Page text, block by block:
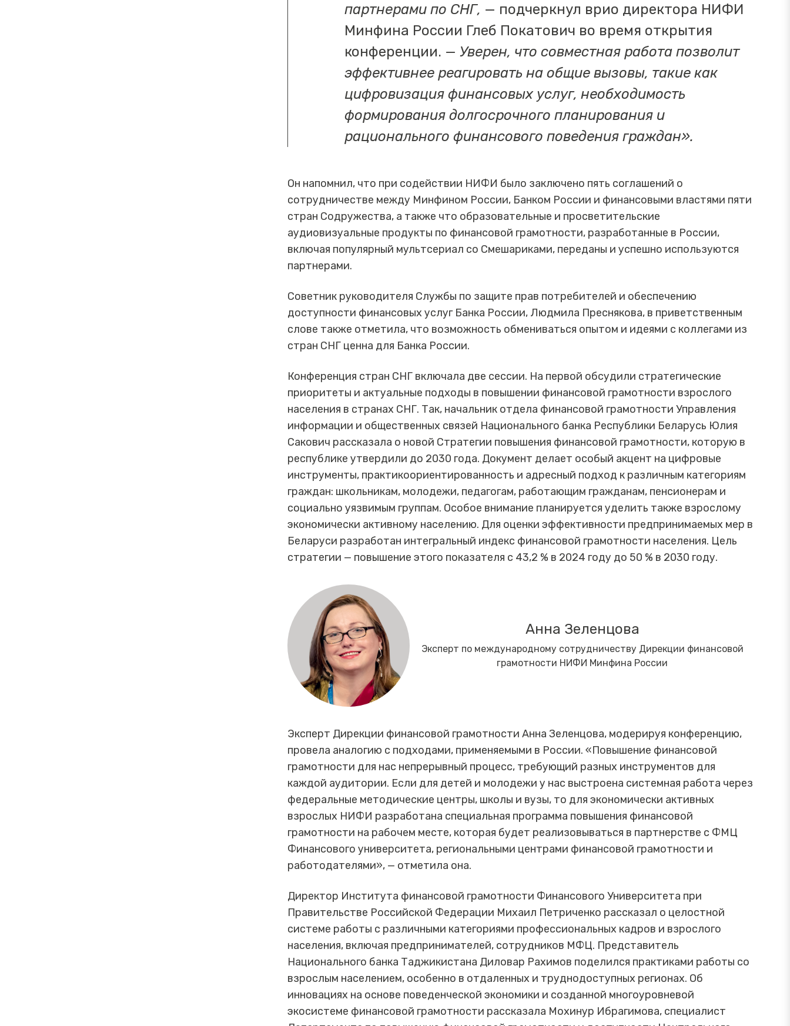
партнерами по СНГ, — подчеркнул врио директора НИФИ
Минфина России Глеб Покатович во время открытия
конференции. —Уверен, что совместная работа позволит
эффективнее реагировать на общие вызовы, такие как
цифровизация финансовых услуг, необходимость
формирования долгосрочного планирования и
рационального финансового поведения граждан».
Он напомнил, что при содействии НИФИ было заключено пять соглашений о
сотрудничестве между Минфином России, Банком России и финансовыми властями пяти
стран Содружества, а также что образовательные и просветительские
аудиовизуальные продукты по финансовой грамотности, разработанные в России,
включая популярный мультсериал со Смешариками, переданы и успешно используются
партнерами.
Советник руководителя Службы по защите прав потребителей и обеспечению
доступности финансовых услуг Банка России, Людмила Преснякова, в приветственным
слове также отметила, что возможность обмениваться опытом и идеями с коллегами из
стран СНГ ценна для Банка России.
Конференция стран СНГ включала две сессии. На первой обсудили стратегические
приоритеты и актуальные подходы в повышении финансовой грамотности взрослого
населения в странах СНГ. Так, начальник отдела финансовой грамотности Управления
информации и общественных связей Национального банка Республики Беларусь Юлия
Сакович рассказала о новой Стратегии повышения финансовой грамотности, которую в
республике утвердили до 2030 года. Документ делает особый акцент на цифровые
инструменты, практикоориентированность и адресный подход к различным категориям
граждан: школьникам, молодежи, педагогам, работающим гражданам, пенсионерам и
социально уязвимым группам. Особое внимание планируется уделить также взрослому
экономически активному населению. Для оценки эффективности предпринимаемых мер в
Беларуси разработан интегральный индекс финансовой грамотности населения. Цель
стратегии — повышение этого показателя с 43,2 % в 2024 году до 50 % в 2030 году.
Анна Зеленцова
Эксперт по международному сотрудничеству Дирекции финансовой
грамотности НИФИ Минфина России
Эксперт Дирекции финансовой грамотности Анна Зеленцова, модерируя конференцию,
провела аналогию с подходами, применяемыми в России. «Повышение финансовой
грамотности для нас непрерывный процесс, требующий разных инструментов для
каждой аудитории. Если для детей и молодежи у нас выстроена системная работа через
федеральные методические центры, школы и вузы, то для экономически активных
взрослых НИФИ разработана специальная программа повышения финансовой
грамотности на рабочем месте, которая будет реализовываться в партнерстве с ФМЦ
Финансового университета, региональными центрами финансовой грамотности и
работодателями», — отметила она.
Директор Института финансовой грамотности Финансового Университета при
Правительстве Российской Федерации Михаил Петриченко рассказал о целостной
системе работы с различными категориями профессиональных кадров и взрослого
населения, включая предпринимателей, сотрудников МФЦ. Представитель
Национального банка Таджикистана Диловар Рахимов поделился практиками работы со
взрослым населением, особенно в отдаленных и труднодоступных регионах. Об
инновациях на основе поведенческой экономики и созданной многоуровневой
экосистеме финансовой грамотности рассказала Мохинур Ибрагимова, специалист